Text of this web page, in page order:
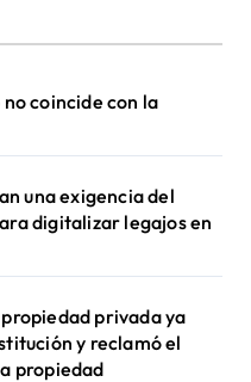
coincide con la
una exigencia del
digitalizar legajos en
privada ya
y reclamó el
propiedad